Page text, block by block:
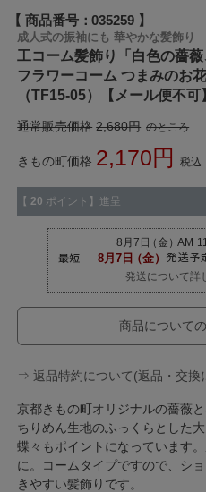
商品番号 035259
成人式の振袖にも 華やかな髪飾り
工コーム髪飾り「白色の薔
フラワーコーム つまみのお
（TF15-05）【メール便不可
通常販売価格 2,680 のところ
きもの町価格 2,170 税込
【 20 ポイント】進呈
発送について
商品について
⇒ 返品特約について(返品・交換
京都きもの町オリジナルの薔薇
ちりめん生地のふっくらとした
蝶々もポイントになっています
に。コームタイプですので、シ
きやすい髪飾りです。